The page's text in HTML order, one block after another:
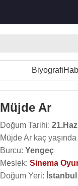
Biyografi
Müjde Ar
Doğum Tarihi:
Müjde Ar kaç yaşında
Burcu: Yengeç
Meslek: Sinema
Doğum Yeri: İstanbul